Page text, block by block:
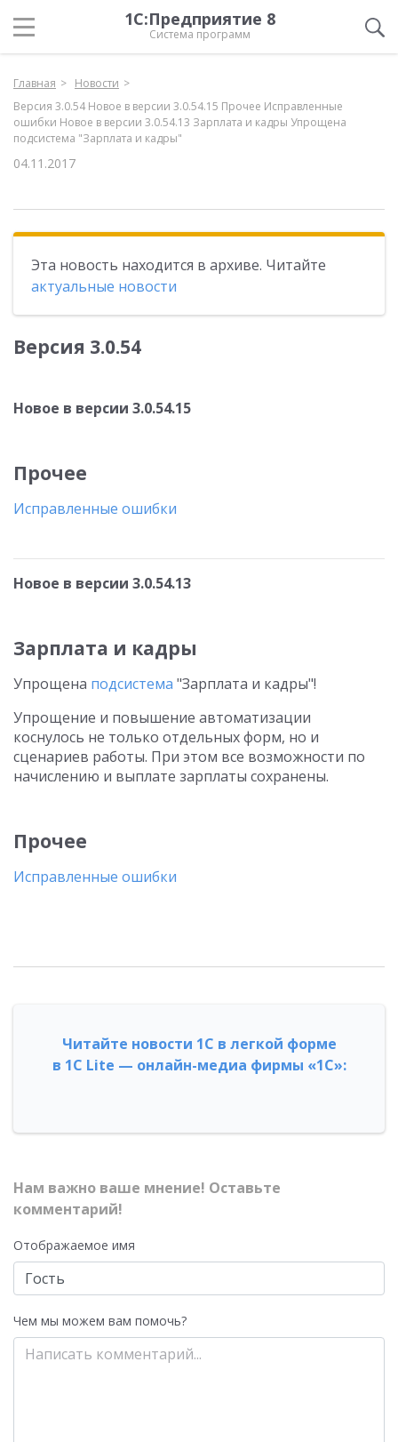
1С:Предприятие 8
Система программ
Главная
Новости
Версия 3.0.54 Новое в версии 3.0.54.15 Прочее Исправленные
ошибки Новое в версии 3.0.54.13 Зарплата и кадры Упрощена
подсистема "Зарплата и кадры"
04.11.2017
Эта новость находится в архиве. Читайте
актуальные новости
Версия 3.0.54
Новое в версии 3.0.54.15
Прочее
Исправленные ошибки
Новое в версии 3.0.54.13
Зарплата и кадры
Упрощена подсистема "Зарплата и кадры"!
Упрощение и повышение автоматизации
коснулось не только отдельных форм, но и
сценариев работы. При этом все возможности по
начислению и выплате зарплаты сохранены.
Прочее
Исправленные ошибки
Читайте новости 1С в легкой форме
в 1С Lite — онлайн-медиа фирмы «1С»:
Нам важно ваше мнение! Оставьте
комментарий!
Отображаемое имя
Чем мы можем вам помочь?